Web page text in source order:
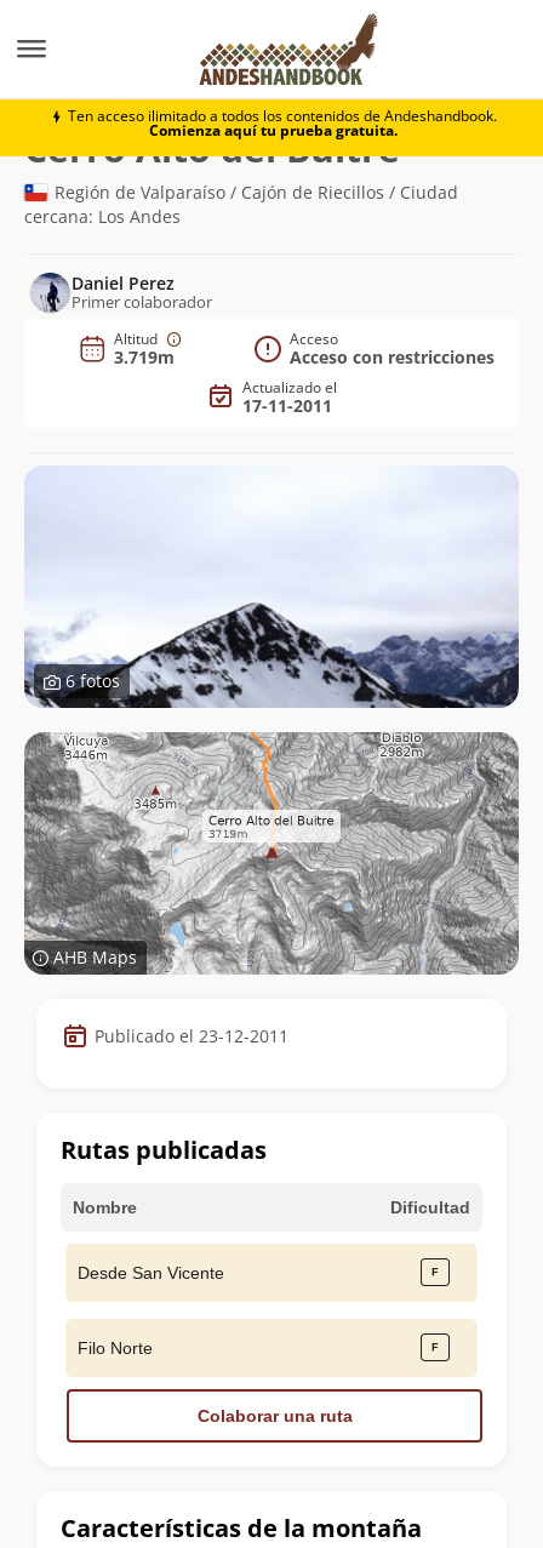
Ten acceso ilimitado a todos los contenidos de Andeshandbook.
Comienza aquí tu prueba gratuita.
Cerro Alto del Buitre
Cerro Alto del Buitre
Región de Valparaíso / Cajón de Riecillos / Ciudad
cercana: Los Andes
Daniel Perez
Primer colaborador
Altitud
3.719m
Acceso
Acceso con restricciones
Actualizado el
17-11-2011
6 fotos
AHB Maps
Datos
de
cumbre
Publicado el 23-12-2011
Características de la montaña
Rutas publicadas
Nombre Dificultad
Desde San Vicente
Filo Norte
Colaborar una ruta